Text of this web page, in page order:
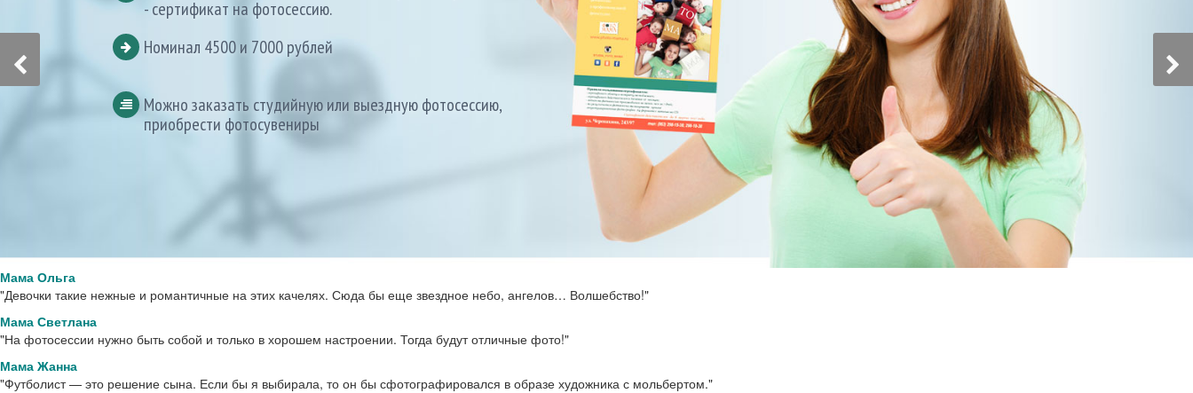
Мама Ольга
"Девочки такие нежные и романтичные на этих качелях. Сюда бы еще звездное небо, ангелов… Волшебство!"
Мама Светлана
"На фотосессии нужно быть собой и только в хорошем настроении. Тогда будут отличные фото!"
Мама Жанна
"Футболист — это решение сына. Если бы я выбирала, то он бы сфотографировался в образе художника с мольбертом."